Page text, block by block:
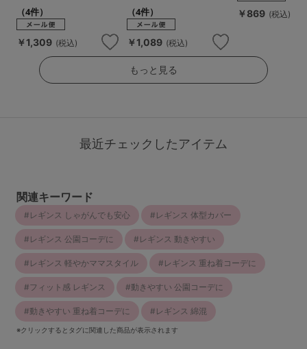
（4件）
￥1,309 (税込)
（4件）
￥1,089 (税込)
￥869 (税込)
もっと見る
最近チェックしたアイテム
関連キーワード
レギンス しゃがんでも安心 レギンス 体型カバー
レギンス 公園コーデに レギンス 動きやすい
レギンス 軽やかママスタイル レギンス 重ね着コーデに
フィット感 レギンス 動きやすい 公園コーデに
動きやすい 重ね着コーデに レギンス 綿混
※クリックするとタグに関連した商品が表示されます